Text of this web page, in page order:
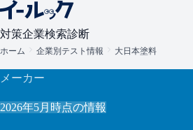
対策企業検索診断
ホーム 企業別テスト情報 大日本塗料
メーカー
2026年5月 時点の情報